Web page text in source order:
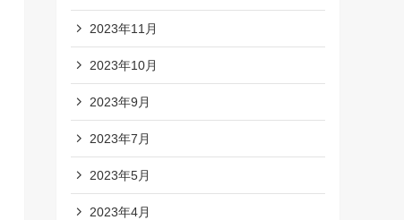
2023年11月
2023年10月
2023年9月
2023年7月
2023年5月
2023年4月